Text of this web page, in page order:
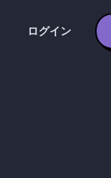
ログイン